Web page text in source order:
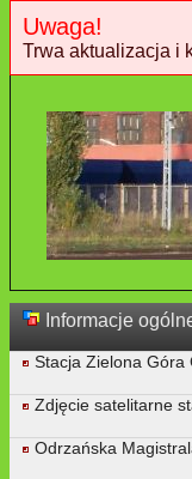
Uwaga!
Trwa aktualizacja i
Informacje
Stacja Zielona Góra
Zdjęcie satelitarne
Odrzańska